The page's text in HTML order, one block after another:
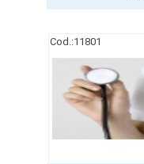
Cod.:11801